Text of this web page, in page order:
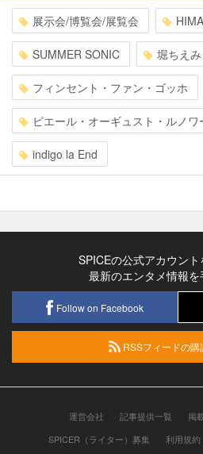
展示会/博覧会/展覧会
SUMMER SONIC 堀ちえみ
フィンセント・ファン・ゴッホ
ピエール・オーギュスト・ルノワ
indigo la End
SPICEの公式アカウン
最新のエンタメ情報を
Follow on Facebook
RSSフィードの購
運営会社 記事提供一覧
掲
SPICER（ライター）募集
利用規約